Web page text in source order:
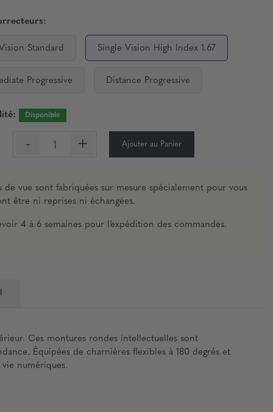
Standard Single Vision High Index 1.67
Progressive Distance Progressive
Disponible
- + Ajouter au Panier
de vue sont fabriquées sur mesure spécialement pour vous
être ni reprises ni échangées.
4 à 6 semaines pour l’expédition des commandes.
Ces montures rondes intellectuelles sont
Équipées de charnières flexibles à 180 degrés et
numériques.